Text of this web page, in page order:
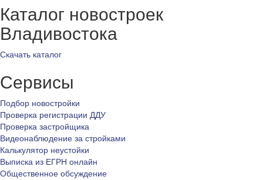
Каталог новостроек
Владивостока
Скачать каталог
Сервисы
Подбор новостройки
Проверка регистрации ДДУ
Проверка застройщика
Видеонаблюдение за стройками
Калькулятор неустойки
Выписка из ЕГРН онлайн
Общественное обсуждение